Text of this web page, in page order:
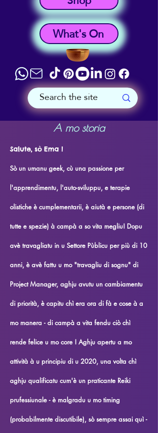
What's On
A mo storia
Salute, sò Ema !
Sò un umanu geek, cù una passione per
l'apprendimentu, l'auto-sviluppu, e terapie
olistiche è cumplementarii, è aiutà e persone (di
tutte e spezie) à campà a so vita megliu! Dopu
avè travagliatu in u Settore Pùblicu per più di 10
anni, è avè fattu u mo "travagliu di sognu" di
Project Manager, aghju avutu un cambiamentu
di priorità, è capitu chì era ora di fà e cose à a
mo manera - di campà a vita fendu ciò chì
rende felice u mo core ! Aghju apertu a mo
attività à u principiu di u 2020, una volta chì
aghju qualificatu cum'è un praticante Reiki
prufessiunale - è malgradu u mo timing
(probabilmente discutibile), sò sempre assai quì -